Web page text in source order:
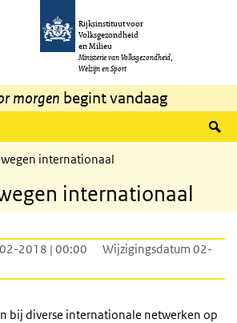
gaan
Rijksinstituut voor
Volksgezondheid
en Milieu
Ministerie van Volksgezondheid,
Welzijn en Sport
morgen begint vandaag
internationaal
internationaal
2018 | 00:00
Wijzigingsdatum 02-
bij diverse internationale netwerken op